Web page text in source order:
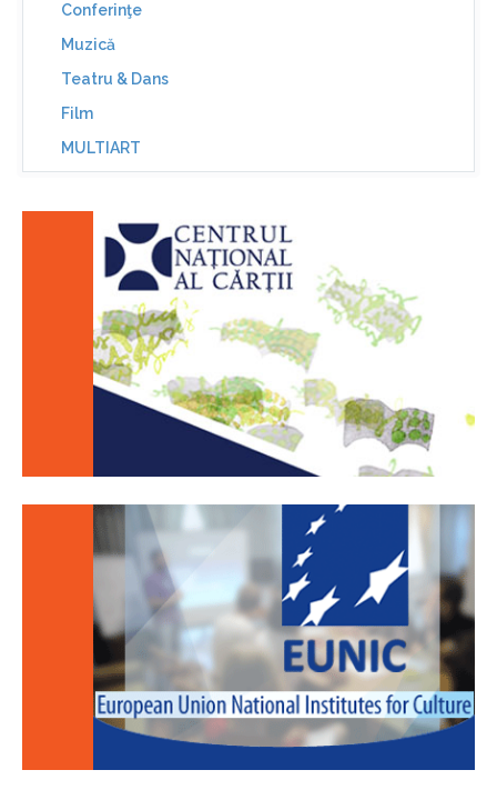
Conferinţe
Muzică
Teatru & Dans
Film
MULTIART